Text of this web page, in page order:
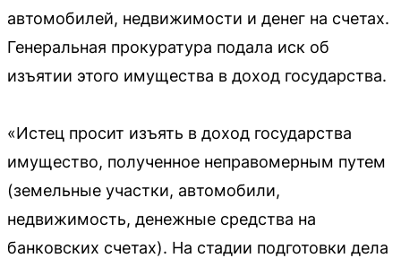
автомобилей, недвижимости и денег на счетах.
Генеральная прокуратура подала иск об
изъятии этого имущества в доход государства.
«Истец просит изъять в доход государства
имущество, полученное неправомерным путем
(земельные участки, автомобили,
недвижимость, денежные средства на
банковских счетах). На стадии подготовки дела